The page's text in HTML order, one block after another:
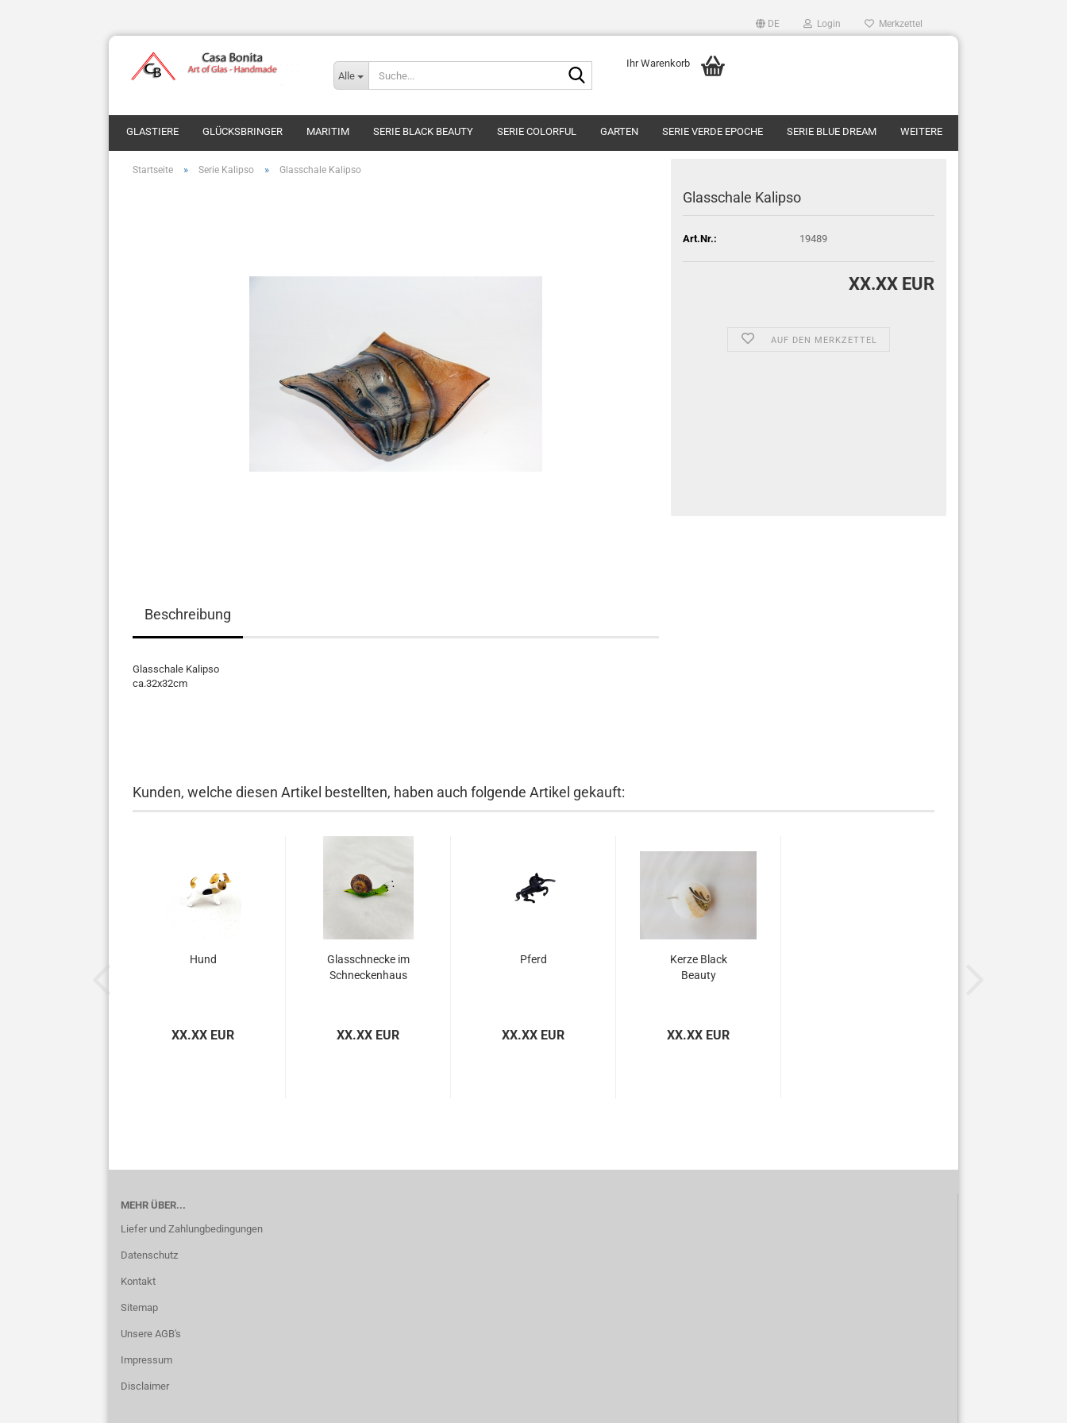
DE Login Merkzettel
Alle
Ihr Warenkorb
GLASTIERE GLÜCKSBRINGER MARITIM SERIE BLACK BEAUTY SERIE COLORFUL GARTEN SERIE VERDE EPOCHE SERIE BLUE DREAM WEITERE
Startseite » Serie Kalipso » Glasschale Kalipso
Glasschale Kalipso
Art.Nr.: 19489
XX.XX EUR
AUF DEN MERKZETTEL
Beschreibung
Glasschale Kalipso
ca.32x32cm
Kunden, welche diesen Artikel bestellten, haben auch folgende Artikel gekauft:
Hund
XX.XX EUR
Glasschnecke im
Schneckenhaus
XX.XX EUR
Pferd
XX.XX EUR
Kerze Black
Beauty
XX.XX EUR
MEHR ÜBER...
Liefer und Zahlungbedingungen
Datenschutz
Kontakt
Sitemap
Unsere AGB's
Impressum
Disclaimer